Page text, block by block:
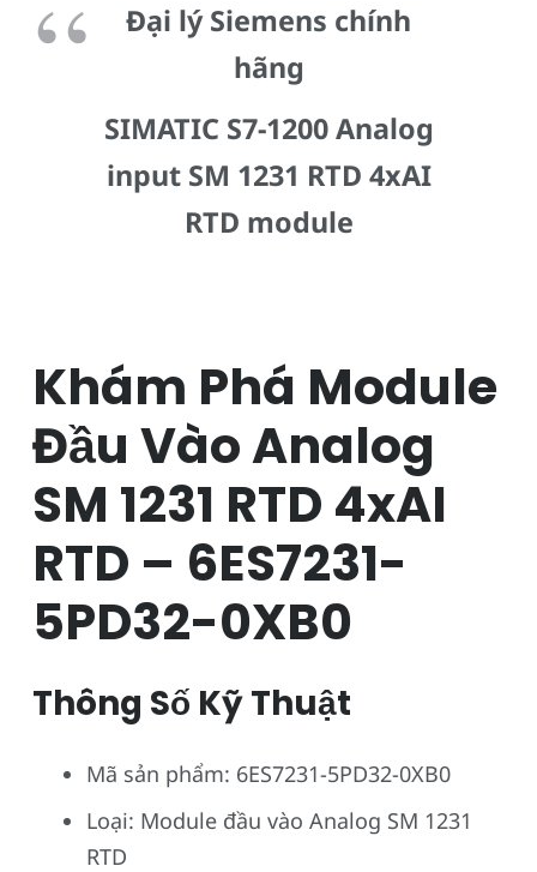
Đại lý Siemens chính
hãng
SIMATIC S7-1200 Analog
input SM 1231 RTD 4xAI
RTD module
Khám Phá Module
Đầu Vào Analog
SM 1231 RTD 4xAI
RTD – 6ES7231-
5PD32-0XB0
Thông Số Kỹ Thuật
Mã sản phẩm: 6ES7231-5PD32-0XB0
Loại: Module đầu vào Analog SM 1231
RTD